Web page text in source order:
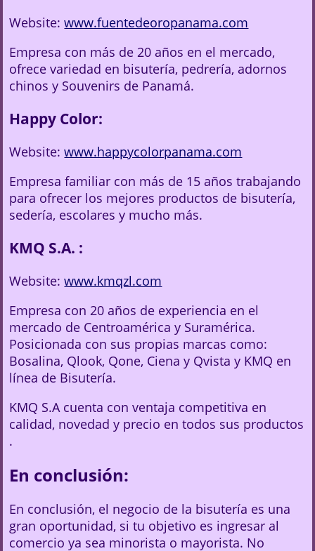
Website:www.fuentedeoropanama.com
Empresa con más de 20 años en el mercado,
ofrece variedad en bisutería, pedrería, adornos
chinos y Souvenirs de Panamá.
Happy Color:
Website:www.happycolorpanama.com
Empresa familiar con más de 15 años trabajando
para ofrecer los mejores productos de bisutería,
sedería, escolares y mucho más.
KMQ S.A. :
Website:www.kmqzl.com
Empresa con 20 años de experiencia en el
mercado de Centroamérica y Suramérica.
Posicionada con sus propias marcas como:
Bosalina, Qlook, Qone, Ciena y Qvista y KMQ en
línea de Bisutería.
KMQ S.A cuenta con ventaja competitiva en
calidad, novedad y precio en todos sus productos
.
En conclusión:
En conclusión, el negocio de la bisutería es una
gran oportunidad, si tu objetivo es ingresar al
comercio ya sea minorista o mayorista. No